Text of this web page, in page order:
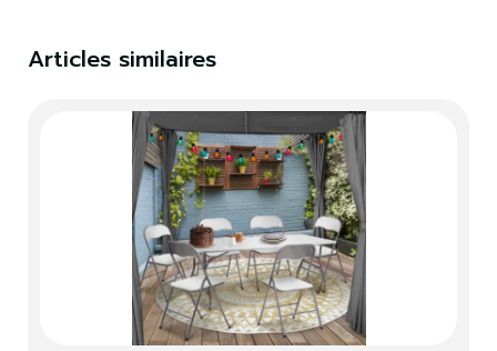
Articles similaires